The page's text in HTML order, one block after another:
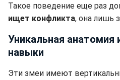
Такое поведение еще раз
ищет конфликта, она лишь
Уникальная
навыки
Эти змеи имеют